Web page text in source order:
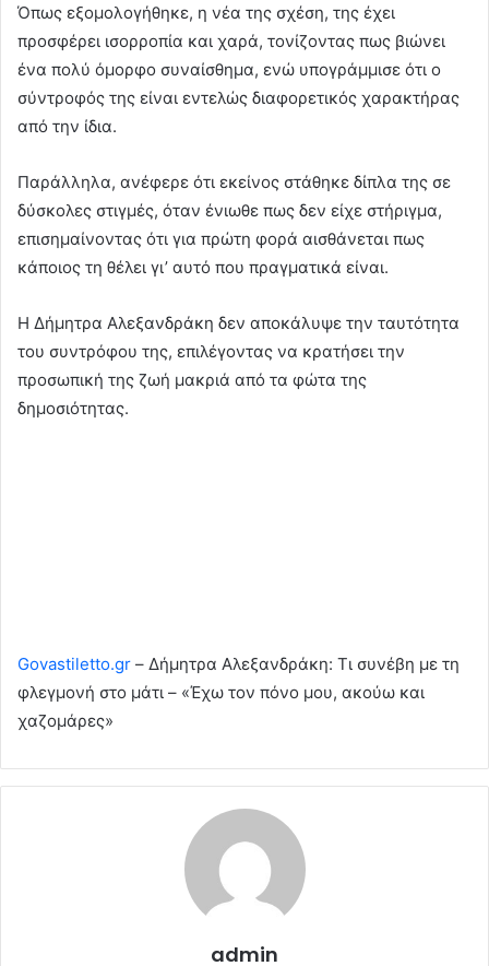
Όπως εξομολογήθηκε, η νέα της σχέση, της έχει
προσφέρει ισορροπία και χαρά, τονίζοντας πως βιώνει
ένα πολύ όμορφο συναίσθημα, ενώ υπογράμμισε ότι ο
σύντροφός της είναι εντελώς διαφορετικός χαρακτήρας
από την ίδια.
Παράλληλα, ανέφερε ότι εκείνος στάθηκε δίπλα της σε
δύσκολες στιγμές, όταν ένιωθε πως δεν είχε στήριγμα,
επισημαίνοντας ότι για πρώτη φορά αισθάνεται πως
κάποιος τη θέλει γι’ αυτό που πραγματικά είναι.
Η Δήμητρα Αλεξανδράκη δεν αποκάλυψε την ταυτότητα
του συντρόφου της, επιλέγοντας να κρατήσει την
προσωπική της ζωή μακριά από τα φώτα της
δημοσιότητας.
Govastiletto.gr – Δήμητρα Αλεξανδράκη: Τι συνέβη με τη
φλεγμονή στο μάτι – «Έχω τον πόνο μου, ακούω και
χαζομάρες»
admin